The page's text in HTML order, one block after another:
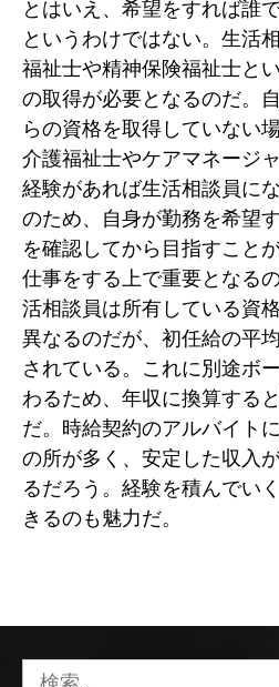
とはいえ、希望をすれば誰
というわけではない。生活
福祉士や精神保険福祉士と
の取得が必要となるのだ。
らの資格を取得していない
介護福祉士やケアマネージ
経験があれば生活相談員に
のため、自身が勤務を希望
を確認してから目指すこと
仕事をする上で重要となる
活相談員は所有している資
異なるのだが、初任給の平
されている。これに別途ボ
わるため、年収に換算する
だ。時給契約のアルバイト
の所が多く、安定した収入
るだろう。経験を積んでい
きるのも魅力だ。